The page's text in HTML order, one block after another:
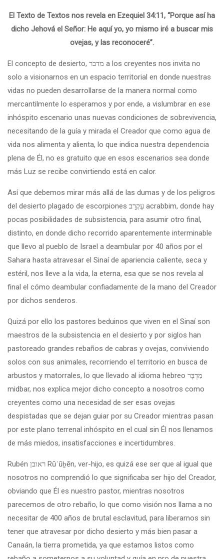
El Texto de Textos nos revela en Ezequiel 34:11, “Porque así ha
dicho Jehová el Señor: He aquí yo, yo mismo iré a buscar mis
ovejas, y las reconoceré”.
El concepto de desierto, מדבר a los creyentes nos invita no
solo a visionarnos en un espacio territorial en donde nuestras
vidas no pueden desarrollarse de la manera normal como
mercantilmente lo esperamos y por ende, a vislumbrar en ese
inhóspito escenario unas nuevas condiciones de sobrevivencia,
necesitando de la guía y mirada el Creador que como agua de
vida nos alimenta y alienta, lo que indica nuestra dependencia
plena de Él, no es gratuito que en esos escenarios sea donde
más Luz se recibe convirtiendo está en calor.
Así que debemos mirar más allá de las dumas y de los peligros
del desierto plagado de escorpiones עַקְרָב acrabbim, donde hay
pocas posibilidades de subsistencia, para asumir otro final,
distinto, en donde dicho recorrido aparentemente interminable
que llevo al pueblo de Israel a deambular por 40 años por el
Sahara hasta atravesar el Sinaí de apariencia caliente, seca y
estéril, nos lleve a la vida, la eterna, esa que se nos revela al
final el cómo deambular confiadamente de la mano del Creador
por dichos senderos.
Quizá por ello los pastores beduinos que viven en el Sinaí son
maestros de la subsistencia en el desierto y por siglos han
pastoreado grandes rebaños de cabras y ovejas, conviviendo
solos con sus animales, recorriendo el territorio en busca de
arbustos y matorrales, lo que llevado al idioma hebreo מִדְבָּר
midbar, nos explica mejor dicho concepto a nosotros como
creyentes como una necesidad de ser esas ovejas
despistadas que se dejan guiar por su Creador mientras pasan
por este plano terrenal inhóspito en el cual sin Él nos llenamos
de más miedos, insatisfacciones e incertidumbres.
Rubén ראובן‎ Rŭʾūḇēn, ver-hijo, es quizá ese ser que al igual que
nosotros no comprendió lo que significaba ser hijo del Creador,
obviando que Él es nuestro pastor, mientras nosotros
parecemos de otro rebaño, lo que como visión nos llama a no
necesitar de 400 años de brutal esclavitud, para liberarnos sin
tener que atravesar por dicho desierto y más bien pasar a
Canaán, la tierra prometida, ya que estamos listos como